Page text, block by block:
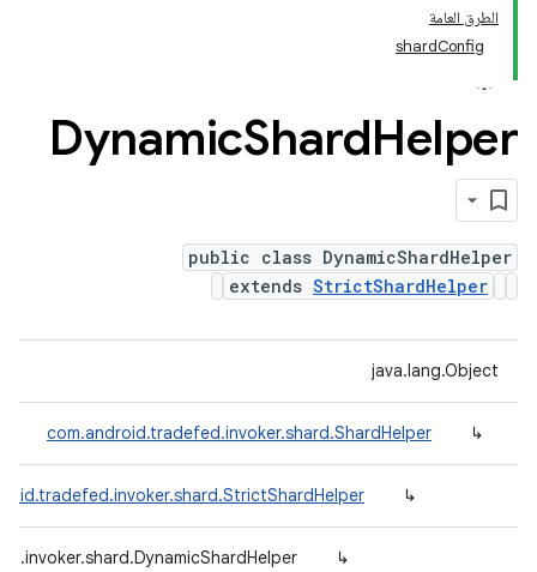
الطرق العامة
shardConfig
DynamicShardHelper
public class DynamicShardHelper
extends StrictShardHelper
java.lang.Object
↳
com.android.tradefed.invoker.shard.ShardHelper
↳
↳